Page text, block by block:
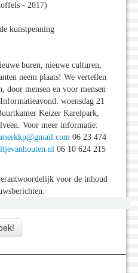
- 2017)
kunstpenning
buren, nieuwe culturen,
neem plaats! We vertellen
door mensen en voor mensen
woensdag 21
Keizer Karelpark,
Voor meer informatie:
06 23 474
06 10 624 215
voor de inhoud